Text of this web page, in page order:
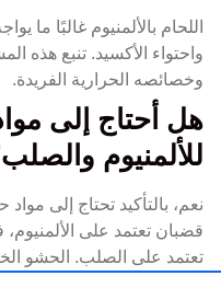
اللحام بالألمنيوم غالبًا ما
واحتواء الأكسيد. تنبع هذه
وخصائصه الحرارية الفريدة.
هل أحتاج إلى
للألمنيوم
نعم، بالتأكيد تحتاج إلى
قضبان تعتمد على
تعتمد على الصلب. الحشو